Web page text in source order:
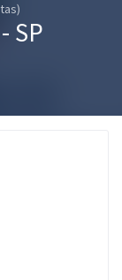
SP